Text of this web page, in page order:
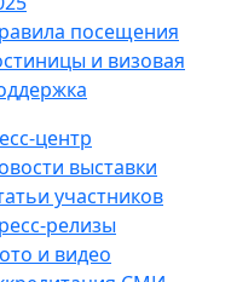
посещения
и визовая
центр
выставки
участников
релизы
и видео